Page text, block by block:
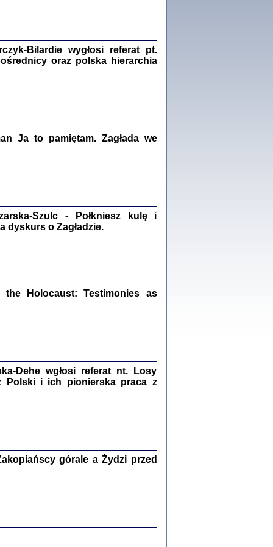
Warszawa 2022
Bańkowska
Kalman Rotgeber
Bańkowska, wstęp Jacek Leociak
Warszawa 2021
NAM KOLEJNA GODZINA ...
Bilardie wygłosi referat pt.
oraz polska hierarchia
Ja to pamiętam. Zagłada we
Szulc - Połkniesz kulę i
dyskurs o Zagładzie.
the Holocaust: Testimonies as
Dehe wgłosi referat nt. Losy
Polski i ich pionierska praca z
górale a Żydzi przed